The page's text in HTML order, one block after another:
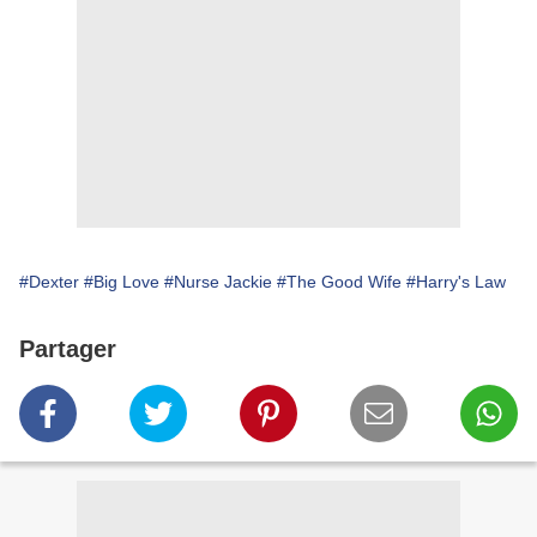
#Dexter #Big Love #Nurse Jackie #The Good Wife #Harry's Law
Partager